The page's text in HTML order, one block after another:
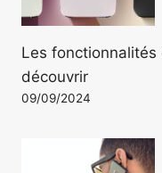
Les fonctionnalités
découvrir
09/09/2024